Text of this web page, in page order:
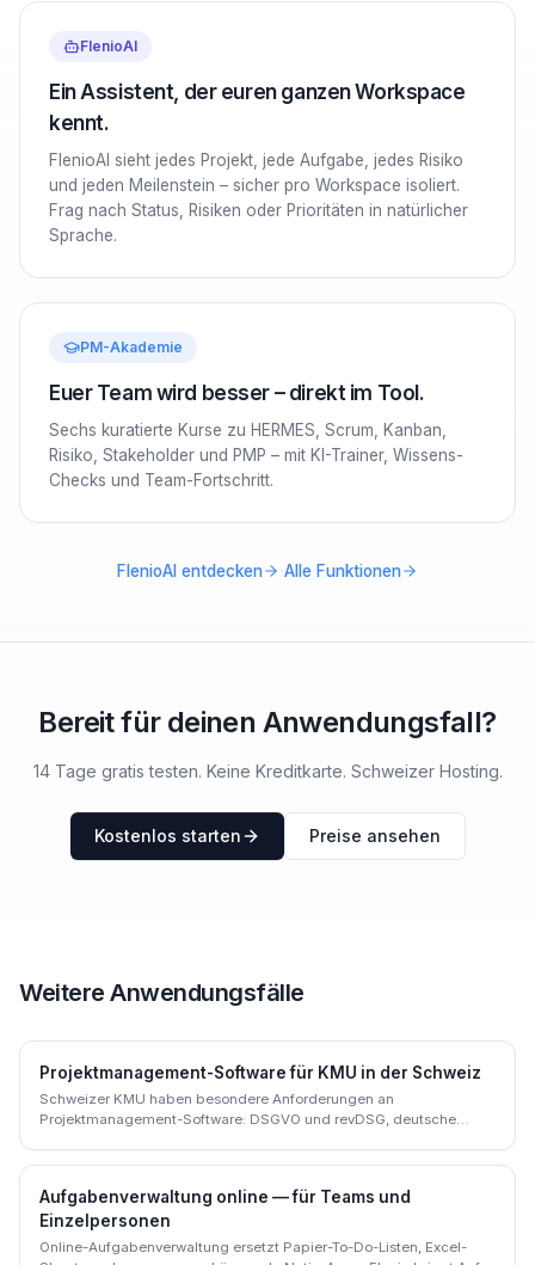
FlenioAI
Ein Assistent, der euren ganzen Workspace
kennt.
FlenioAI sieht jedes Projekt, jede Aufgabe, jedes Risiko
und jeden Meilenstein – sicher pro Workspace isoliert.
Frag nach Status, Risiken oder Prioritäten in natürlicher
Sprache.
PM-Akademie
Euer Team wird besser – direkt im Tool.
Sechs kuratierte Kurse zu HERMES, Scrum, Kanban,
Risiko, Stakeholder und PMP – mit KI-Trainer, Wissens-
Checks und Team-Fortschritt.
FlenioAI entdecken Alle Funktionen
Bereit für deinen Anwendungsfall?
14 Tage gratis testen. Keine Kreditkarte. Schweizer Hosting.
Kostenlos starten Preise ansehen
Weitere Anwendungsfälle
Projektmanagement-Software für KMU in der Schweiz
Schweizer KMU haben besondere Anforderungen an
Projektmanagement-Software: DSGVO und revDSG, deutsche
Aufgabenverwaltung online — für Teams und
Einzelpersonen
Online-Aufgabenverwaltung ersetzt Papier-To-Do-Listen, Excel-